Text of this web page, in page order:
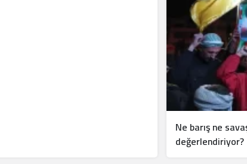
Ne barış ne
değerlendiriyor?